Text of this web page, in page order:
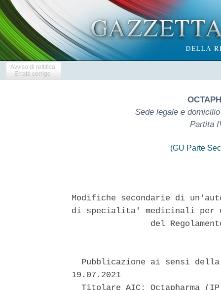
Avviso di rettifica
Errata corrige
Sede legale e
Partita
(GU Parte
Modifiche secondarie di
di specialita' medicinali per
del
Pubblicazione ai sensi
19.07.2021
Titolare AIC: Octapharma